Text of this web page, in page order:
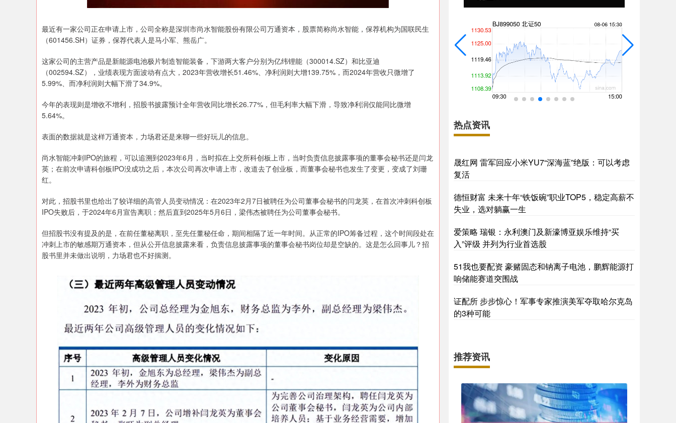
最近有一家公司正在申请上市，公司全称是深圳市尚水智能股份有限公司万通资本，股票简称尚水智能，保荐机构为国联民生
（601456.SH）证券，保荐代表人是马小军、熊岳广。
这家公司的主营产品是新能源电池极片制造智能装备，下游两大客户分别为亿纬锂能（300014.SZ）和比亚迪
（002594.SZ），业绩表现方面波动有点大，2023年营收增长51.46%、净利润则大增139.75%，而2024年营收只微增了
5.99%、而净利润则大幅下滑了34.9%。
今年的表现则是增收不增利，招股书披露预计全年营收同比增长26.77%，但毛利率大幅下滑，导致净利润仅能同比微增
5.64%。
表面的数据就是这样万通资本，力场君还是来聊一些好玩儿的信息。
尚水智能冲刺IPO的旅程，可以追溯到2023年6月，当时拟在上交所科创板上市，当时负责信息披露事项的董事会秘书还是闫龙
英；在前次申请科创板IPO没成功之后，本次公司再次申请上市，改道去了创业板，而董事会秘书也发生了变更，变成了刘珊
红。
对此，招股书里也给出了较详细的高管人员变动情况：在2023年2月7日被聘任为公司董事会秘书的闫龙英，在首次冲刺科创板
IPO失败后，于2024年6月宣告离职；然后直到2025年5月6日，梁伟杰被聘任为公司董事会秘书。
但招股书没有提及的是，在前任董秘离职，至先任董秘任命，期间相隔了近一年时间。从正常的IPO筹备过程，这个时间段处在
冲刺上市的敏感期万通资本，但从公开信息披露来看，负责信息披露事项的董事会秘书岗位却是空缺的。这是怎么回事儿？招
股书里并未做出说明，力场君也不好揣测。
热点资讯
晟红网 雷军回应小米YU7“深海蓝”绝版：可以考虑
复活
德恒财富 未来十年“铁饭碗”职业TOP5，稳定高薪不
失业，选对躺赢一生
爱策略 瑞银：永利澳门及新濠博亚娱乐维持“买
入”评级 并列为行业首选股
51我也要配资 豪赌固态和钠离子电池，鹏辉能源打
响储能赛道突围战
证配所 步步惊心！军事专家推演美军夺取哈尔克岛
的3种可能
推荐资讯